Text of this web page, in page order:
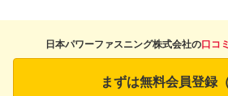
日本パワーファスニング株式会社の口コ
まずは無料会員登録（